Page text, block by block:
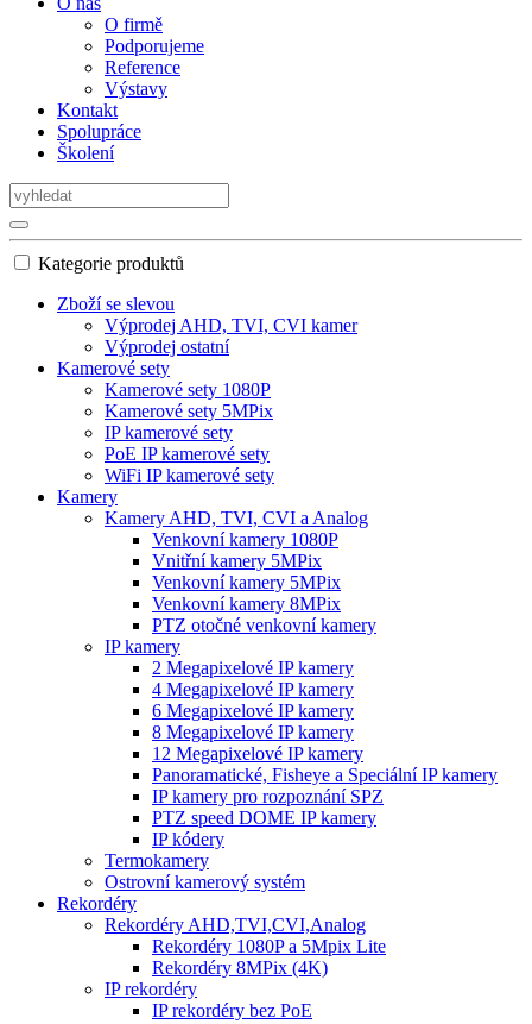
O firmě
Podporujeme
Reference
Výstavy
Kontakt
Spolupráce
Školení
Kategorie produktů
Zboží se slevou
Výprodej AHD, TVI, CVI kamer
Výprodej ostatní
Kamerové sety
Kamerové sety 1080P
Kamerové sety 5MPix
IP kamerové sety
PoE IP kamerové sety
WiFi IP kamerové sety
Kamery
Kamery AHD, TVI, CVI a Analog
Venkovní kamery 1080P
Vnitřní kamery 5MPix
Venkovní kamery 5MPix
Venkovní kamery 8MPix
PTZ otočné venkovní kamery
IP kamery
2 Megapixelové IP kamery
4 Megapixelové IP kamery
6 Megapixelové IP kamery
8 Megapixelové IP kamery
12 Megapixelové IP kamery
Panoramatické, Fisheye a Speciální IP kamery
IP kamery pro rozpoznání SPZ
PTZ speed DOME IP kamery
IP kódery
Termokamery
Ostrovní kamerový systém
Rekordéry
Rekordéry AHD,TVI,CVI,Analog
Rekordéry 1080P a 5Mpix Lite
Rekordéry 8MPix (4K)
IP rekordéry
IP rekordéry bez PoE